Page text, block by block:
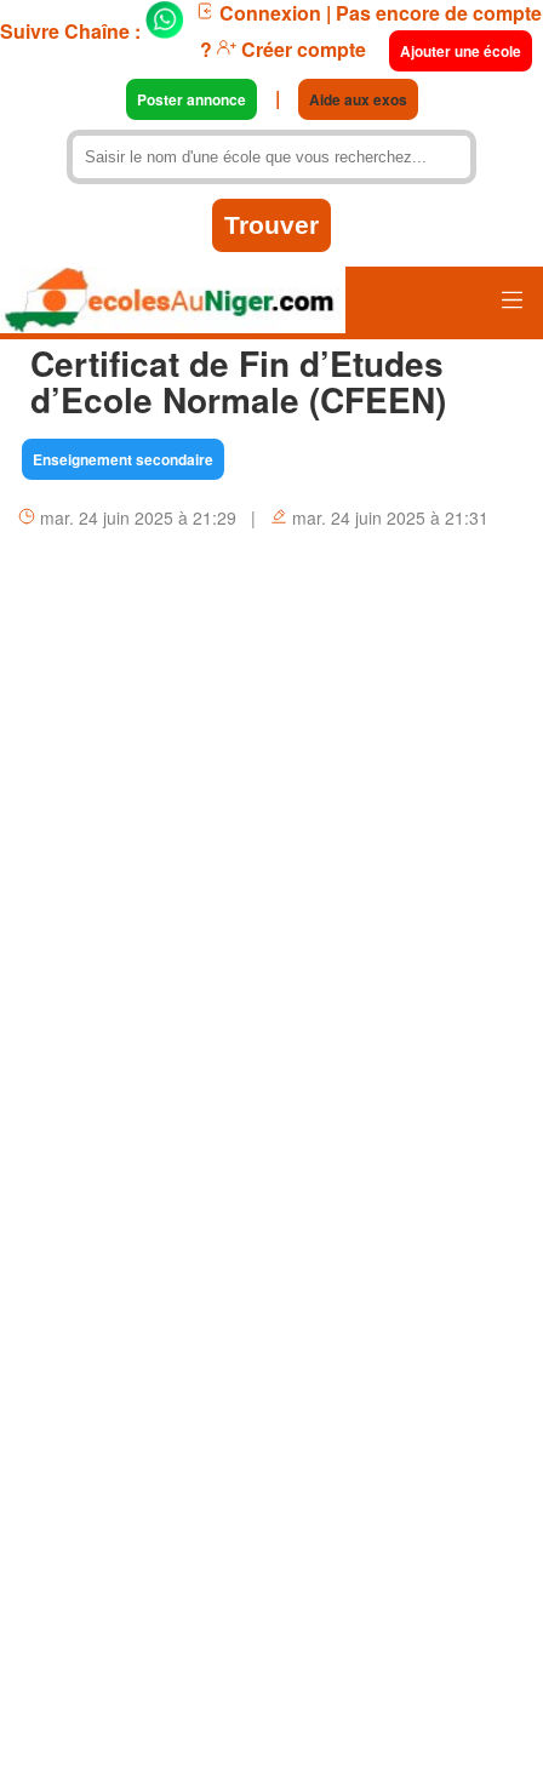
Suivre Chaîne :
Connexion | Pas encore de compte
?
Créer compte Ajouter une école
Poster annonce | Aide aux exos
Certificat de Fin d’Etudes
d’Ecole Normale (CFEEN)
Enseignement secondaire
mar. 24 juin 2025 à 21:29 | mar. 24 juin 2025 à 21:31